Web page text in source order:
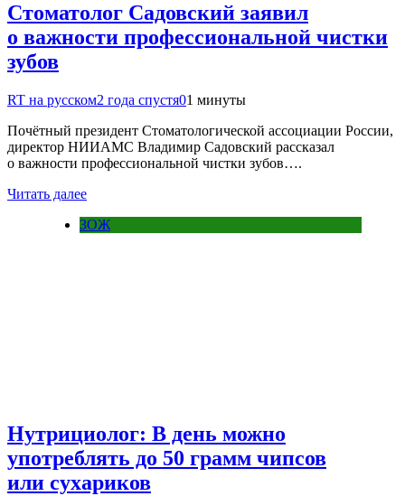
Стоматолог Садовский заявил
о важности профессиональной чистки
зубов
RT на русском2 года спустя01 минуты
Почётный президент Стоматологической ассоциации России,
директор НИИАМС Владимир Садовский рассказал
о важности профессиональной чистки зубов….
Читать далее
ЗОЖ
Нутрициолог: В день можно
употреблять до 50 грамм чипсов
или сухариков